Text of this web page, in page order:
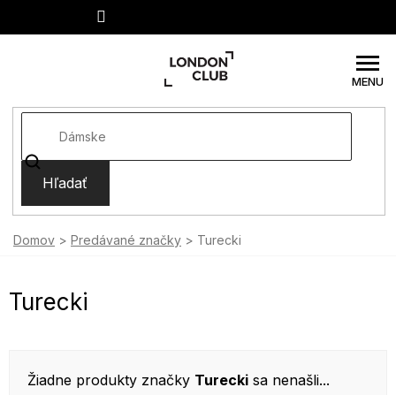
Hľadať
Domov Predávané značky Turecki
Turecki
Žiadne produkty značky Turecki sa nenašli...